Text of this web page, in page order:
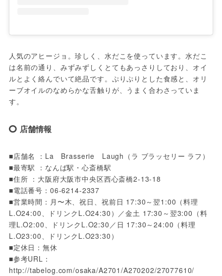
人気のアヒージョ。珍しく、水だこを使っています。水だこ
は名前の通り、みずみずしくとてもあっさりしており、オイ
ルとよく絡んでいて絶品です。ぷりぷりとした食感と、オリ
ーブオイルのなめらかな舌触りが、うまく合わさっていま
す。
店舗情報
■店舗名 ：La　Brasserie　Laugh（ラ ブラッセリー ラフ）
■最寄駅 ：なんば駅・心斎橋駅
■住所 ：大阪府大阪市中央区西心斎橋2-13-18
■電話番号：06-6214-2337
■営業時間：月〜木、祝日、祝前日 17:30～翌1:00（料理
L.O24:00、ドリンクL.O24:30）／金土 17:30～翌3:00（料
理L.O2:00、ドリンクL.O2:30／日 17:30～24:00（料理
L.O23:00、ドリンクL.O23:30）
■定休日：無休
■参考URL：
http://tabelog.com/osaka/A2701/A270202/27077610/